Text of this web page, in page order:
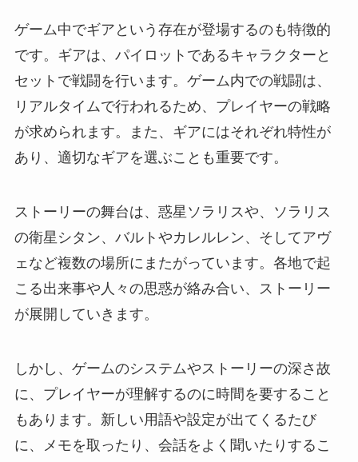
ゲーム中でギアという存在が登場するのも特徴的
です。ギアは、パイロットであるキャラクターと
セットで戦闘を行います。ゲーム内での戦闘は、
リアルタイムで行われるため、プレイヤーの戦略
が求められます。また、ギアにはそれぞれ特性が
あり、適切なギアを選ぶことも重要です。
ストーリーの舞台は、惑星ソラリスや、ソラリス
の衛星シタン、バルトやカレルレン、そしてアヴ
ェなど複数の場所にまたがっています。各地で起
こる出来事や人々の思惑が絡み合い、ストーリー
が展開していきます。
しかし、ゲームのシステムやストーリーの深さ故
に、プレイヤーが理解するのに時間を要すること
もあります。新しい用語や設定が出てくるたび
に、メモを取ったり、会話をよく聞いたりするこ